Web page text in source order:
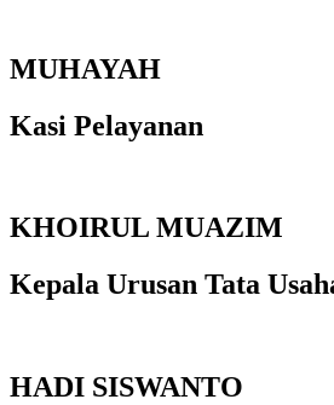
MUHAYAH
Kasi Pelayanan
KHOIRUL MUAZIM
Kepala Urusan Tata
HADI SISWANTO